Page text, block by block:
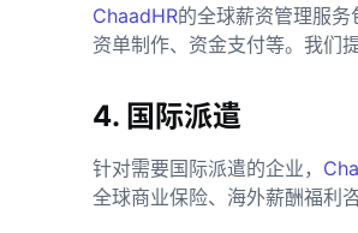
ChaadHR的全球薪资管理服
资单制作、资金支付等。我们
4. 国际派遣
针对需要国际派遣的企业，
全球商业保险、海外薪酬福利